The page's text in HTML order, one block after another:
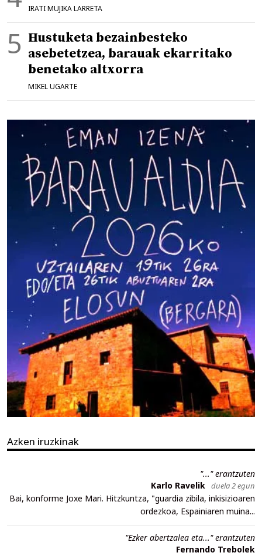
IRATI MUJIKA LARRETA
Hustuketa bezainbesteko
asebetetzea, barauak ekarritako
benetako altxorra
MIKEL UGARTE
Azken iruzkinak
"..." erantzuten
Karlo Ravelik duela 2 egun
Bai, konforme Joxe Mari. Hitzkuntza, "guardia zibila, inkisizioaren
ordezkoa, Espainiaren muina...
"Ezker abertzalea eta..." erantzuten
Fernando Trebolek